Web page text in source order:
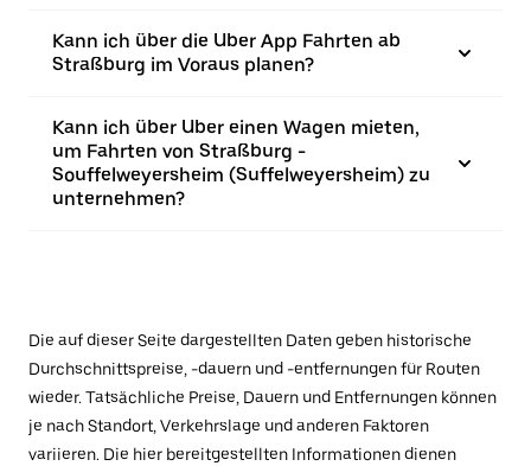
Kann ich über die Uber App Fahrten ab
Straßburg im Voraus planen?
Kann ich über Uber einen Wagen mieten,
um Fahrten von Straßburg -
Souffelweyersheim (Suffelweyersheim) zu
unternehmen?
Die auf dieser Seite dargestellten Daten geben historische
Durchschnittspreise, -dauern und -entfernungen für Routen
wieder. Tatsächliche Preise, Dauern und Entfernungen können
je nach Standort, Verkehrslage und anderen Faktoren
variieren. Die hier bereitgestellten Informationen dienen